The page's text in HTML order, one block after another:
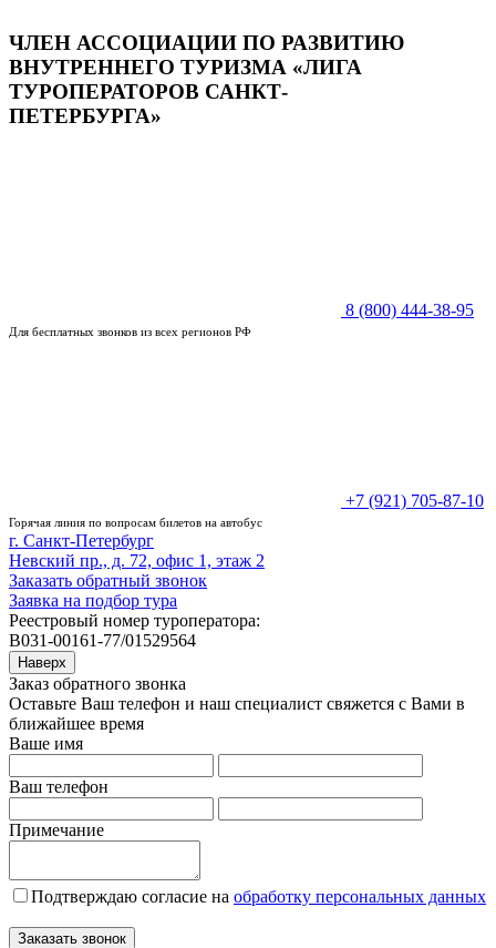
ЧЛЕН АССОЦИАЦИИ ПО РАЗВИТИЮ
ВНУТРЕННЕГО ТУРИЗМА «ЛИГА
ТУРОПЕРАТОРОВ САНКТ-
ПЕТЕРБУРГА»
8 (800) 444-38-95
Для бесплатных звонков из всех регионов РФ
+7 (921) 705-87-10
Горячая линия по вопросам билетов на автобус
г. Санкт-Петербург
Невский пр., д. 72, офис 1, этаж 2
Заказать обратный звонок
Заявка на подбор тура
Реестровый номер туроператора:
В031-00161-77/01529564
Наверх
Заказ обратного звонка
Оставьте Ваш телефон и наш специалист свяжется с Вами в
ближайшее время
Ваше имя
Ваш телефон
Примечание
Подтверждаю согласие на обработку персональных данных
Заказать звонок